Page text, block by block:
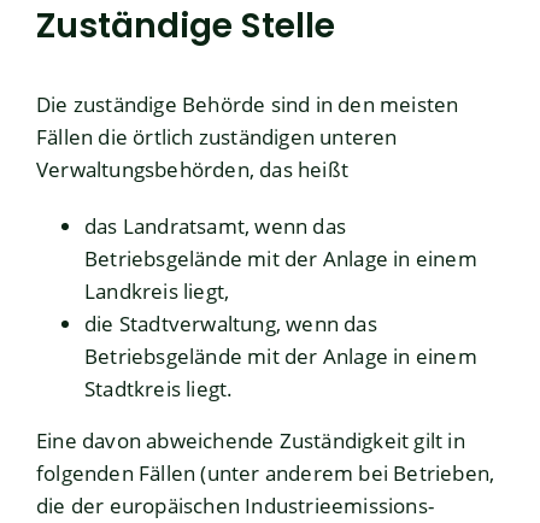
Zuständige Stelle
Die zuständige Behörde sind in den meisten
Fällen die örtlich zuständigen unteren
Verwaltungsbehörden, das heißt
das Landratsamt, wenn das
Betriebsgelände mit der Anlage in einem
Landkreis liegt,
die Stadtverwaltung, wenn das
Betriebsgelände mit der Anlage in einem
Stadtkreis liegt.
Eine davon abweichende Zuständigkeit gilt in
folgenden Fällen (unter anderem bei Betrieben,
die der europäischen Industrieemissions-